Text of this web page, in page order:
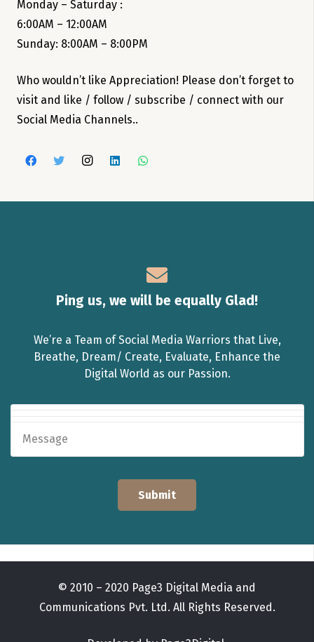
Monday – Saturday :
6:00AM – 12:00AM
Sunday: 8:00AM – 8:00PM
Who wouldn’t like Appreciation! Please don’t forget to
visit and like / follow / subscribe / connect with our
Social Media Channels..
Ping us, we will be equally Glad!
We’re a Team of Social Media Warriors that Live,
Breathe, Dream/ Create, Evaluate, Enhance the
Digital World as our Passion.
© 2010 – 2020 Page3 Digital Media and
Communications Pvt. Ltd. All Rights Reserved.